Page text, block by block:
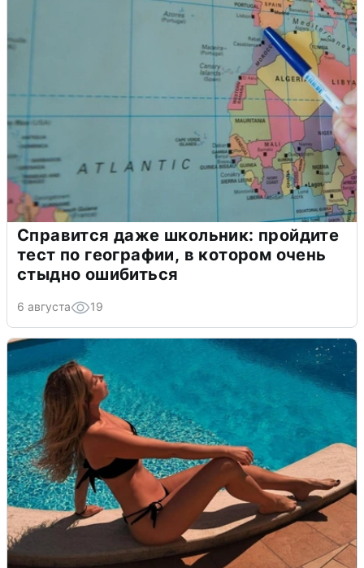
Справится даже школьник: пройдите
тест по географии, в котором очень
стыдно ошибиться
6 августа 19